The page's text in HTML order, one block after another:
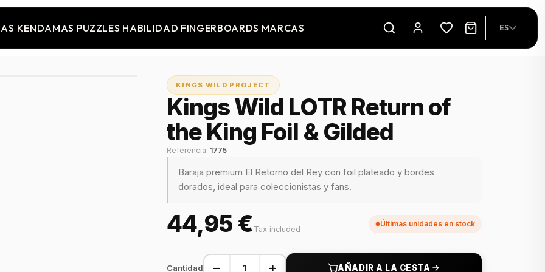
KENDAMAS PUZZLES HABILIDAD FINGERBOARDS MARCAS ES
KINGS WILD PROJECT
Kings Wild LOTR Return of
the King Foil & Gilded
Referencia: 1775
Baraja premium El Retorno del Rey con foil plateado y bordes
dorados, ideal para coleccionistas y fans.
44,95 € Tax included
Últimas unidades en stock
Cantidad − + AÑADIR A LA CESTA